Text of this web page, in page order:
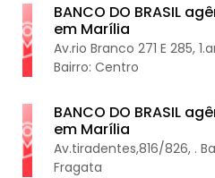
BANCO DO BRASIL
em Marília
Av.rio Branco 271 E 285,
Bairro: Centro
BANCO DO BRASIL
em Marília
Av.tiradentes,816/826, .
Fragata